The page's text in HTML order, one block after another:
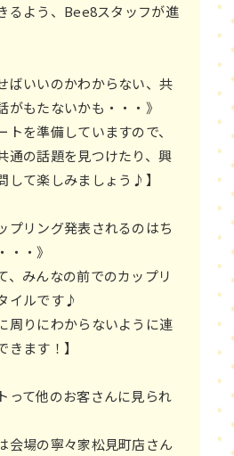
るよう、Bee8スタッフが進
ばいいのかわからない、共
がもたないかも・・・》
トを準備していますので、
通の話題を見つけたり、興
して楽しみましょう♪】
プリング発表されるのはち
・・》
、みんなの前でのカップリ
イルです♪
周りにわからないように連
きます！】
って他のお客さんに見られ
会場の寧々家松見町店さん